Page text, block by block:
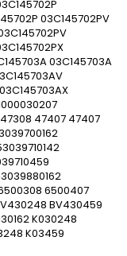
03C145702PV
03C145703A
47407 47407
6500407
BV430459
K030248
K03459